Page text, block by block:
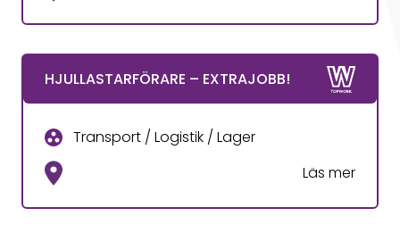
HJULLASTARFÖRARE – EXTRAJOBB!
Transport / Logistik / Lager
Läs mer